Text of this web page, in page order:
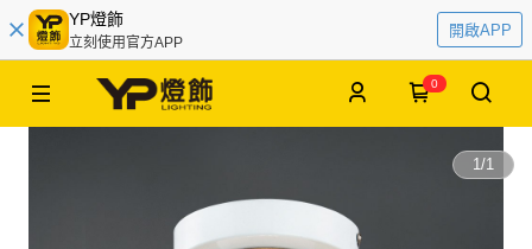
YP燈飾
立刻使用官方APP
開啟APP
0
1/1